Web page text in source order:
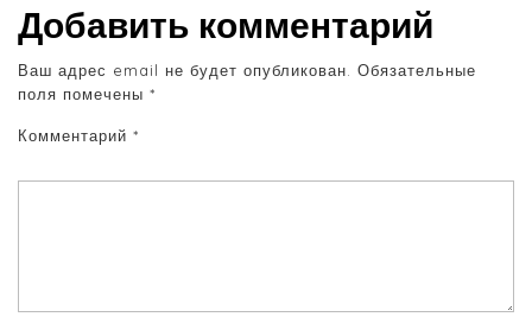
Добавить комментарий
Ваш адрес email не будет опубликован.
Обязательные
поля помечены *
Комментарий *